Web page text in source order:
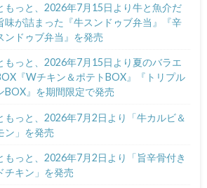
もっと、2026年7月15日より牛と魚介だ
味が詰まった『牛スンドゥブ弁当』『辛
ンドゥブ弁当』を発売
もっと、2026年7月15日より夏のバラエ
『Wチキン＆ポテトBOX』『トリプル
BOX』を期間限定で発売
もっと、2026年7月2日より「牛カルビ＆
ン」を発売
もっと、2026年7月2日より「旨辛骨付き
チキン」を発売